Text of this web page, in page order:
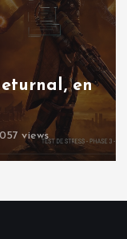
en
views